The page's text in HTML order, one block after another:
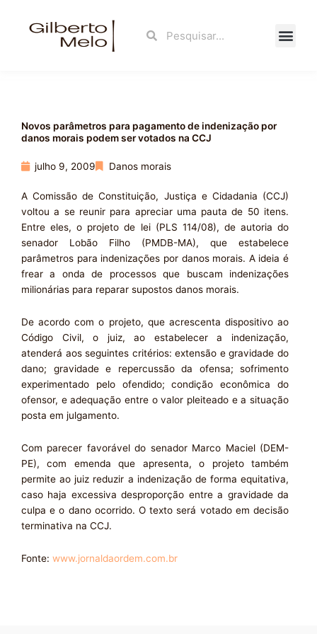
Search
Novos parâmetros para pagamento de indenização por
danos morais podem ser votados na CCJ
julho 9, 2009 Danos morais
A Comissão de Constituição, Justiça e Cidadania (CCJ)
voltou a se reunir para apreciar uma pauta de 50 itens.
Entre eles, o projeto de lei (PLS 114/08), de autoria do
senador Lobão Filho (PMDB-MA), que estabelece
parâmetros para indenizações por danos morais. A ideia é
frear a onda de processos que buscam indenizações
milionárias para reparar supostos danos morais.
De acordo com o projeto, que acrescenta dispositivo ao
Código Civil, o juiz, ao estabelecer a indenização,
atenderá aos seguintes critérios: extensão e gravidade do
dano; gravidade e repercussão da ofensa; sofrimento
experimentado pelo ofendido; condição econômica do
ofensor, e adequação entre o valor pleiteado e a situação
posta em julgamento.
Com parecer favorável do senador Marco Maciel (DEM-
PE), com emenda que apresenta, o projeto também
permite ao juiz reduzir a indenização de forma equitativa,
caso haja excessiva desproporção entre a gravidade da
culpa e o dano ocorrido. O texto será votado em decisão
terminativa na CCJ.
Fonte: www.jornaldaordem.com.br